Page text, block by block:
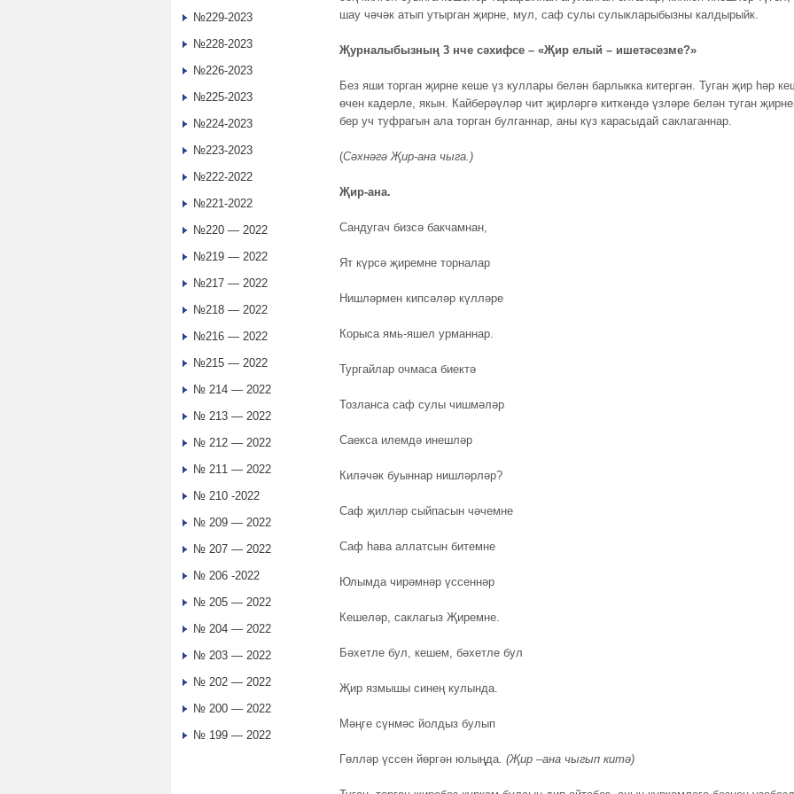
шау чәчәк атып утырган җирне, мул, саф сулы сулыкларыбызны калдырыйк.
Җурналыбызның 3 нче сәхифсе – «Җир елый – ишетәсезме?»
Без яши торган җирне кеше үз куллары белән барлыкка китергән. Туган җир һәр
өчен кадерле, якын. Кайберәүләр чит җирләргә киткәндә үзләре белән туган
бер уч туфрагын ала торган булганнар, аны күз карасыдай саклаганнар.
(Сәхнәгә Җир-ана чыга.)
Җир-ана.
Сандугач бизсә бакчамнан,
Ят күрсә җиремне торналар
Нишләрмен кипсәләр күлләре
Корыса ямь-яшел урманнар.
Тургайлар очмаса биектә
Тозланса саф сулы чишмәләр
Саекса илемдә инешләр
Киләчәк буыннар нишләрләр?
Саф җилләр сыйпасын чәчемне
Саф һава аллатсын битемне
Юлымда чирәмнәр үссеннәр
Кешеләр, саклагыз Җиремне.
Бәхетле бул, кешем, бәхетле бул
Җир язмышы синең кулында.
Мәңге сүнмәс йолдыз булып
Гөлләр үссен йөргән юлыңда. (Җир –ана чыгып китә)
№229-2023
№228-2023
№226-2023
№225-2023
№224-2023
№223-2023
№222-2022
№221-2022
№220 — 2022
№219 — 2022
№217 — 2022
№218 — 2022
№216 — 2022
№215 — 2022
№ 214 — 2022
№ 213 — 2022
№ 212 — 2022
№ 211 — 2022
№ 210 -2022
№ 209 — 2022
№ 207 — 2022
№ 206 -2022
№ 205 — 2022
№ 204 — 2022
№ 203 — 2022
№ 202 — 2022
№ 200 — 2022
№ 199 — 2022